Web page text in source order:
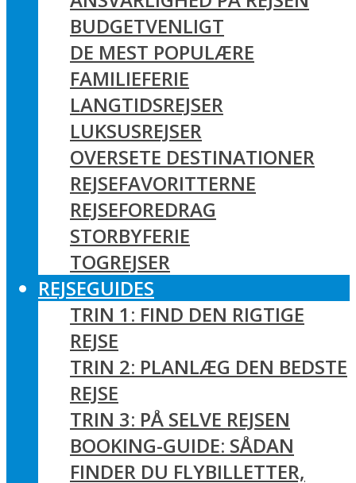
BUDGETVENLIGT
DE MEST POPULÆRE
FAMILIEFERIE
LANGTIDSREJSER
LUKSUSREJSER
OVERSETE DESTINATIONER
REJSEFAVORITTERNE
REJSEFOREDRAG
STORBYFERIE
TOGREJSER
REJSEGUIDES
TRIN 1: FIND DEN RIGTIGE
REJSE
TRIN 2: PLANLÆG DEN BEDSTE
REJSE
TRIN 3: PÅ SELVE REJSEN
BOOKING-GUIDE: SÅDAN
FINDER DU FLYBILLETTER,